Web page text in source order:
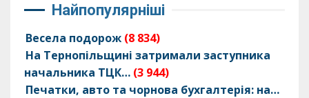
Найпопулярніші
Весела подорож (8 834)
На Тернопільщині затримали заступника
начальника ТЦК… (3 944)
Печатки, авто та чорнова бухгалтерія: на…